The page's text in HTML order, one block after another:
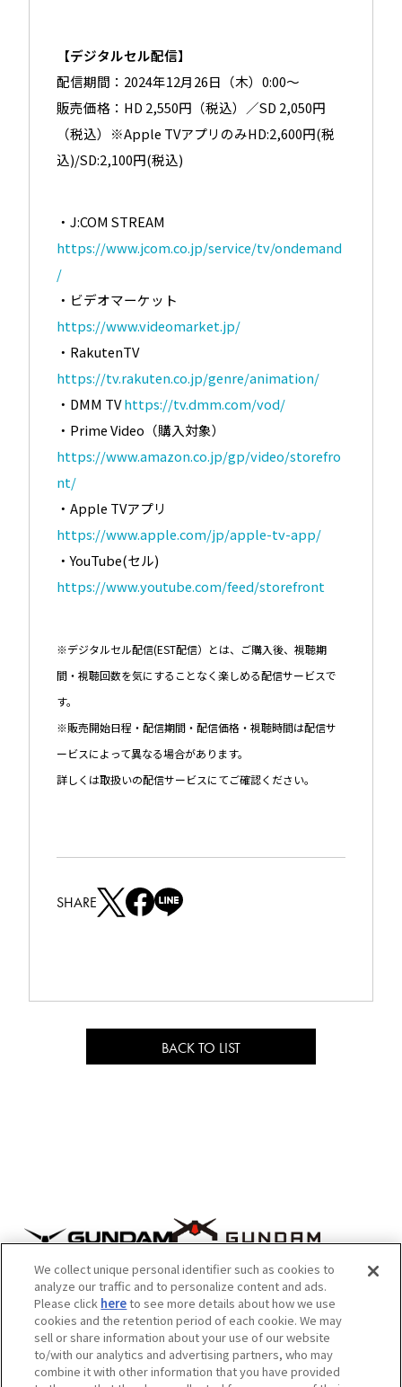
【デジタルセル配信】
配信期間：2024年12月26日（木）0:00～
販売価格：HD 2,550円（税込）／SD 2,050円
（税込）※Apple TVアプリのみHD:2,600円(税
込)/SD:2,100円(税込)
・J:COM STREAM
https://www.jcom.co.jp/service/tv/ondemand
/
・ビデオマーケット
https://www.videomarket.jp/
・RakutenTV
https://tv.rakuten.co.jp/genre/animation/
・DMM TVhttps://tv.dmm.com/vod/
・Prime Video（購入対象）
https://www.amazon.co.jp/gp/video/storefro
nt/
・Apple TVアプリ
https://www.apple.com/jp/apple-tv-app/
・YouTube(セル)
https://www.youtube.com/feed/storefront
※デジタルセル配信(EST配信）とは、ご購入後、視聴期
間・視聴回数を気にすることなく楽しめる配信サービスで
す。
※販売開始日程・配信期間・配信価格・視聴時間は配信サ
ービスによって異なる場合があります。
詳しくは取扱いの配信サービスにてご確認ください。
SHARE
T
t
s
F
b
o
k
s
a
r
BACK TO LIST
We collect unique personal identifier such as cookies to
analyze our traffic and to personalize content and ads.
Please click hereto see more details about how we use
cookies and the retention period of each cookie. We may
sell or share information about your use of our website
to/with our analytics and advertising partners, who may
combine it with other information that you have provided